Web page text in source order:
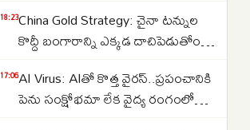
18:23China Gold Strategy: చైనా టన్నుల
కొద్దీ బంగారాన్ని ఎక్కడ దాచిపెడుతోందో
వెనుక అసలు కథ ఇదే..
17:06AI Virus: AIతో కొత్త వైరస్‌..ప్రపంచానికి
పెను సంక్షోభమా లేక వైద్య రంగంలో